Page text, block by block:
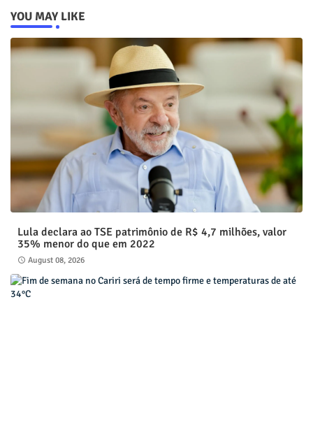
YOU MAY LIKE
Lula declara ao TSE patrimônio de R$ 4,7 milhões, valor
35% menor do que em 2022
August 08, 2026